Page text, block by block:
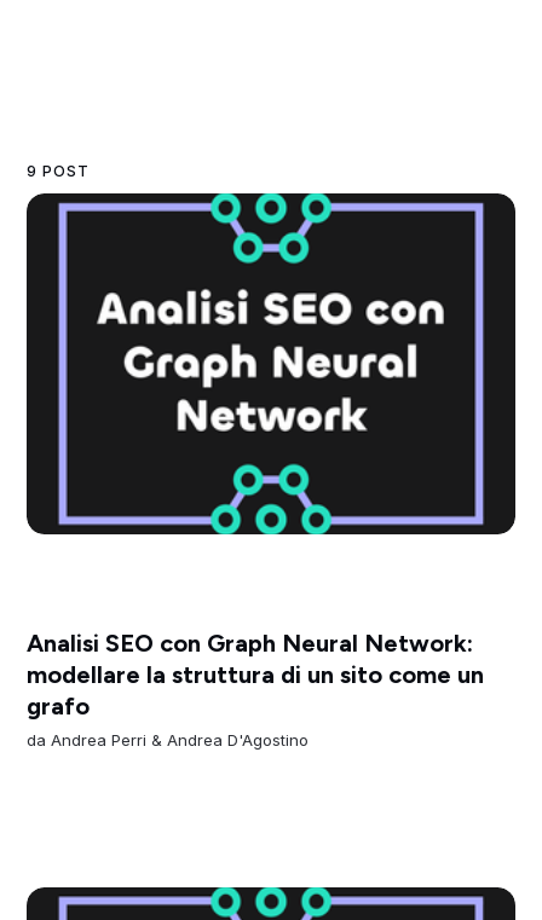
9 POST
Analisi SEO con Graph Neural Network:
modellare la struttura di un sito come un
grafo
daAndrea Perri &Andrea D'Agostino